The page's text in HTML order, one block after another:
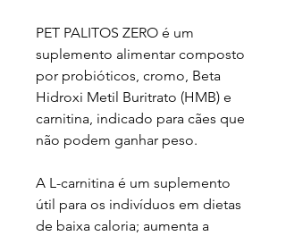
PET PALITOS ZERO é um
suplemento alimentar composto
por probióticos, cromo, Beta
Hidroxi Metil Buritrato (HMB) e
carnitina, indicado para cães que
não podem ganhar peso.
A L-carnitina é um suplemento
útil para os indivíduos em dietas
de baixa caloria; aumenta a